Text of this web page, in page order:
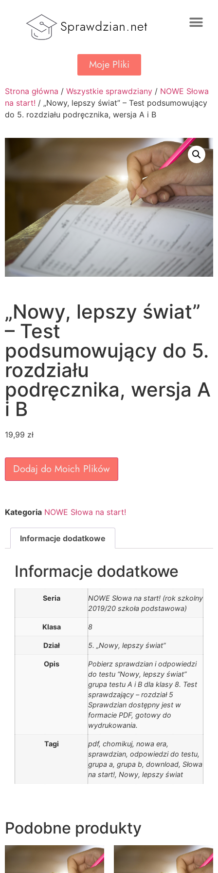
Moje Pliki
Strona główna / Wszystkie sprawdziany / NOWE Słowa
na start! / „Nowy, lepszy świat” – Test podsumowujący
do 5. rozdziału podręcznika, wersja A i B
„Nowy, lepszy świat”
– Test
podsumowujący do 5.
rozdziału
podręcznika, wersja A
i B
19,99 zł
Dodaj do Moich Plików
Kategoria NOWE Słowa na start!
Informacje dodatkowe
Informacje dodatkowe
Seria
NOWE Słowa na start! (rok szkolny
2019/20 szkoła podstawowa)
Klasa 8
Dział 5. „Nowy, lepszy świat”
Opis
Pobierz sprawdzian i odpowiedzi
do testu “Nowy, lepszy świat”
grupa testu A i B dla klasy 8. Test
sprawdzający – rozdział 5
Sprawdzian dostępny jest w
formacie PDF, gotowy do
wydrukowania.
Tagi
pdf, chomikuj, nowa era,
sprawdzian, odpowiedzi do testu,
grupa a, grupa b, download, Słowa
na start!, Nowy, lepszy świat
Podobne produkty